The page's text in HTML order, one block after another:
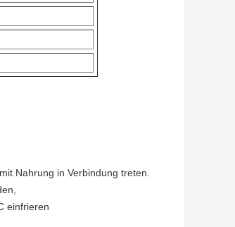
Nahrung in Verbindung treten.
einfrieren